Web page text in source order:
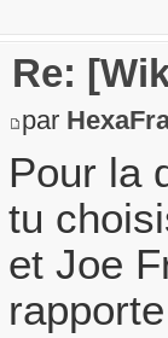
Re:
par
Pour la
tu
et Joe